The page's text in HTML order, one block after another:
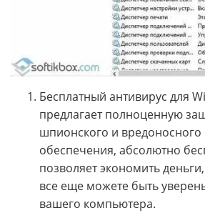
Бесплатный антивирус для
предлагает полноценную
шпионского и
обеспечения, абсолютно
позволяет экономить
все еще можете быть
вашего компьютера.